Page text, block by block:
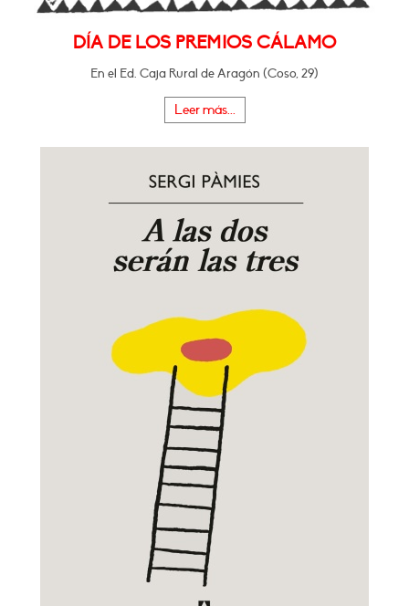
DÍA DE LOS PREMIOS CÁLAMO
En el Ed. Caja Rural de Aragón (Coso, 29)
Leer más...